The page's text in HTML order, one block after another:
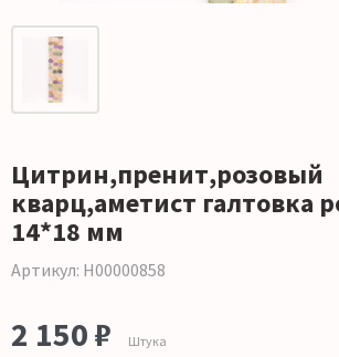
Цитрин,пренит,розовый
кварц,аметист галтовка
14*18 мм
Артикул: Н00000858
2 150 ₽ Штука